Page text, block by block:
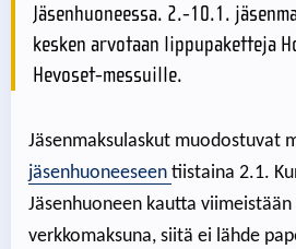
Jäsenhuoneessa. 2.-10.1.
kesken arvotaan lippupaketteja
Hevoset-messuille.
Jäsenmaksulaskut muodostuvat
jäsenhuoneeseen tiistaina 2.1.
Jäsenhuoneen kautta
verkkomaksuna, siitä ei lähde